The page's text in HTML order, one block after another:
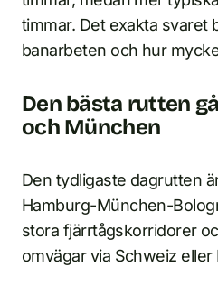
timmar. Det exakta svaret
banarbeten och hur
Den bästa rutten
och München
Den tydligaste dagrutten
Hamburg-München-
stora fjärrtågskorridorer
omvägar via Schweiz eller